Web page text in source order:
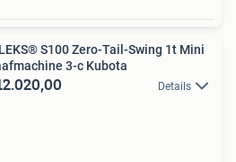
S100 Zero-Tail-Swing 1t Mini
3-c Kubota
Details